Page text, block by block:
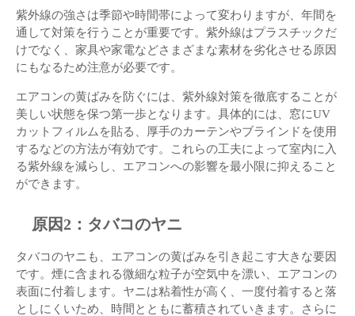
紫外線の強さは季節や時間帯によって変わりますが、年間を
通して対策を行うことが重要です。紫外線はプラスチックだ
けでなく、家具や家電などさまざまな素材を劣化させる原因
にもなるため注意が必要です。
エアコンの黄ばみを防ぐには、紫外線対策を徹底することが
美しい状態を保つ第一歩となります。具体的には、窓にUV
カットフィルムを貼る、厚手のカーテンやブラインドを使用
するなどの方法が有効です。これらの工夫によって室内に入
る紫外線を減らし、エアコンへの影響を最小限に抑えること
ができます。
原因2：タバコのヤニ
タバコのヤニも、エアコンの黄ばみを引き起こす大きな要因
です。煙に含まれる微細な粒子が空気中を漂い、エアコンの
表面に付着します。ヤニは粘着性が高く、一度付着すると落
としにくいため、時間とともに蓄積されていきます。さらに